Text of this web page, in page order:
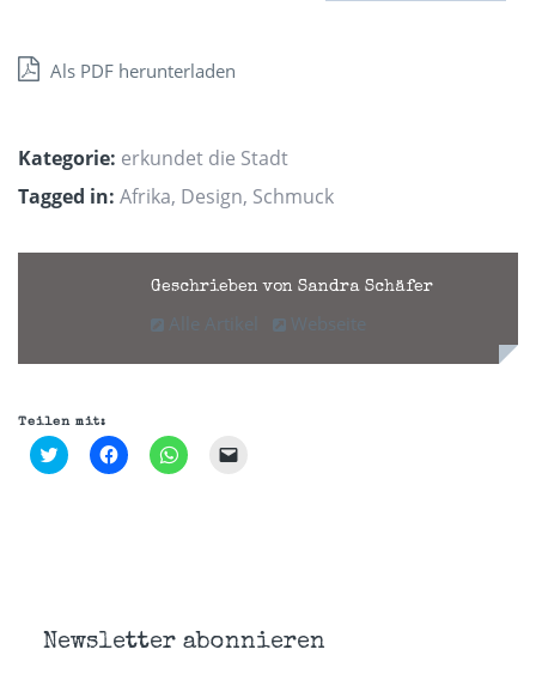
Als PDF herunterladen
Kategorie: erkundet die Stadt
Tagged in: Afrika, Design, Schmuck
Geschrieben von Sandra Schäfer
Alle Artikel Webseite
Teilen mit:
Klick,
um
Klick,
um
Klicken,
um
in
neuem
Newsletter abonnieren